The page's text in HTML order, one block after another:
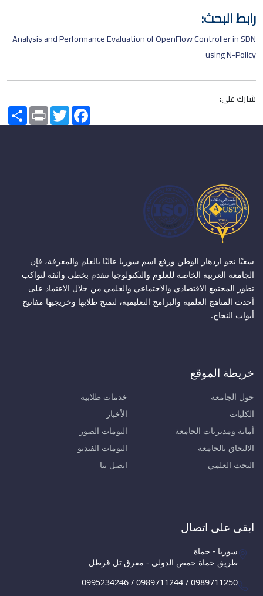
رابط البحث:
Analysis and Performance Evaluation of OpenFlow Controller in SDN
using N-Policy
شارك على:
Share PrintTwitterFacebook
سعيًا نحو ازدهار الوطن ورفع اسم سوريا عاليًا بالعلم والمعرفة، فإن
الجامعة العربية الخاصة للعلوم والتكنولوجيا تتقدم بخطى واثقة لتواكب
تطور المجتمع الاقتصادي والاجتماعي والعلمي من خلال الاعتماد على
أحدث المناهج العلمية والبرامج التعليمية، لتمنح طلابها وخريجيها مفاتيح
أبواب النجاح.
خريطة الموقع
حول الجامعة
الكليات
أمانة ومديريات الجامعة
الالتحاق بالجامعة
البحث العلمي
خدمات طلابية
الأخبار
البومات الصور
البومات الفيديو
اتصل بنا
ابقى على اتصال
سوريا - حماة
طريق حماة حمص الدولي - مفرق تل قرطل
0995234246 / 0989711244 / 0989711250